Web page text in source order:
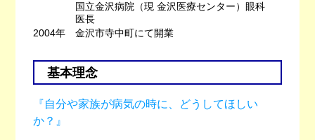
国立金沢病院（現 金沢医療センター）眼科
医長
2004年
金沢市寺中町にて開業
基本理念
『自分や家族が病気の時に、どうしてほしい
か？』